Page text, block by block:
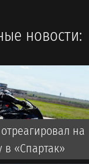
новости:
на
в «Спартак»